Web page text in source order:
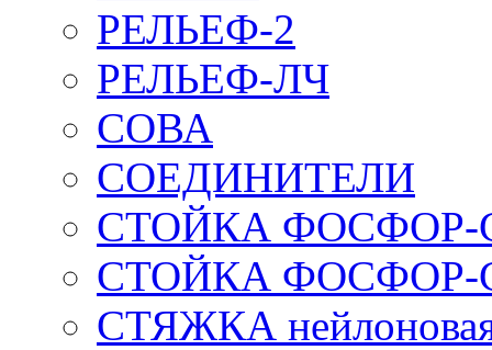
РЕЛЬЕФ-2
РЕЛЬЕФ-ЛЧ
СОВА
СОЕДИНИТЕЛИ
СТОЙКА ФОСФОР-
СТОЙКА ФОСФОР-
СТЯЖКА нейлоновая